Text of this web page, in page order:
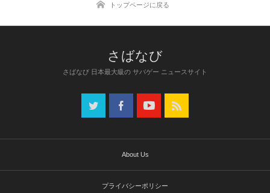
トップページに戻る
さばなび 日本最大級の サバゲー ニュースサイト
About Us
プライバシーポリシー